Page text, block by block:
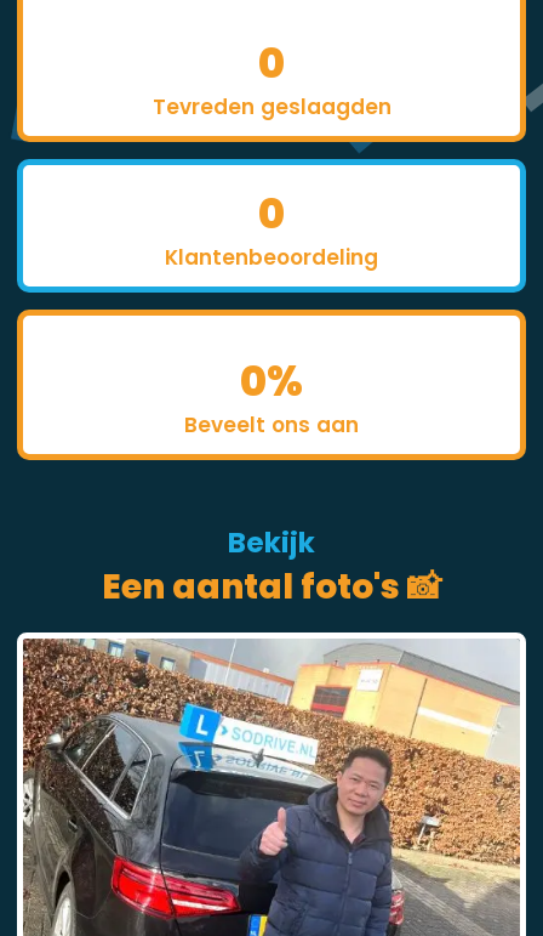
Tevreden geslaagden
0
Klantenbeoordeling
0
Beveelt ons aan
0%
Bekijk
Een aantal foto's 📸